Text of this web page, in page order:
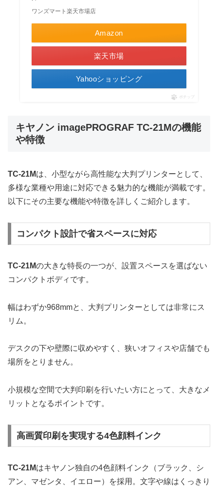
ワンズマート楽天市場店
Amazon
楽天市場
Yahooショッピング
ポチップ
キヤノン imagePROGRAF TC-21Mの機能
や特徴
TC-21Mは、小型ながら高性能な大判プリンターとして、
多様な業種や用途に対応できる魅力的な機能が満載です。
以下にその主要な機能や特徴を詳しくご紹介します。
コンパクト設計で省スペースに対応
TC-21Mの大きな特長の一つが、設置スペースを選ばない
コンパクトボディです。
幅はわずか968mmと、大判プリンターとしては非常にス
リム。
デスクの下や壁際に収めやすく、狭いオフィスや店舗でも
場所をとりません。
小規模な空間で大判印刷を行いたい方にとって、大きなメ
リットとなるポイントです。
高画質印刷を実現する4色顔料インク
TC-21Mはキヤノン独自の4色顔料インク（ブラック、シ
アン、マゼンタ、イエロー）を採用。文字や線はくっきり